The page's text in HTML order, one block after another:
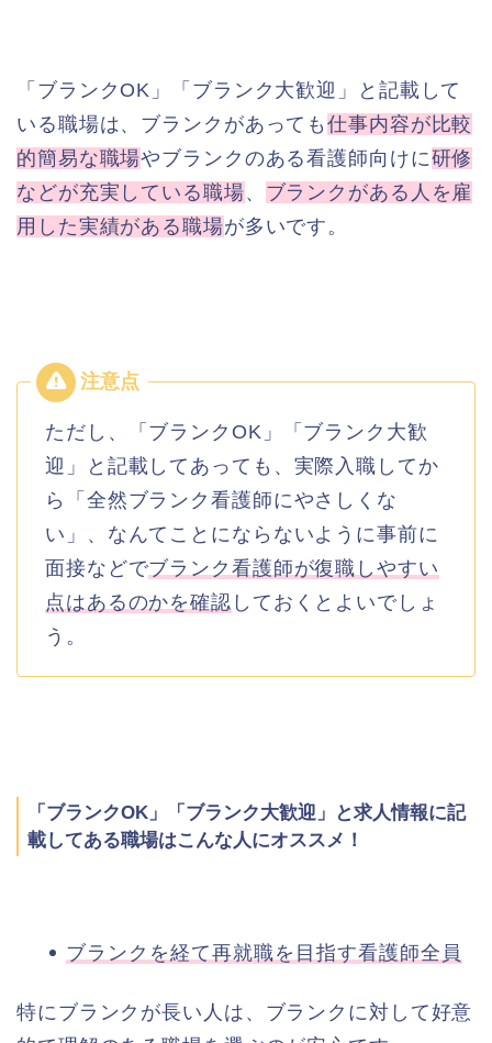
「ブランクOK」「ブランク大歓迎」と記載して
いる職場は、ブランクがあっても仕事内容が比較
的簡易な職場やブランクのある看護師向けに研修
などが充実している職場、 ブランクがある人を雇
用した実績がある職場が多いです。
ただし、「ブランクOK」「ブランク大歓
迎」と記載してあっても、実際入職してか
ら「全然ブランク看護師にやさしくな
い」、なんてことにならないように事前に
面接などでブランク看護師が復職しやすい
点はあるのかを確認 しておくとよいでしょ
う。
「ブランクOK」「ブランク大歓迎」と求人情報に記
載してある職場はこんな人にオススメ！
ブランクを経て再就職を目指す看護師全員
特にブランクが長い人は、ブランクに対して好意